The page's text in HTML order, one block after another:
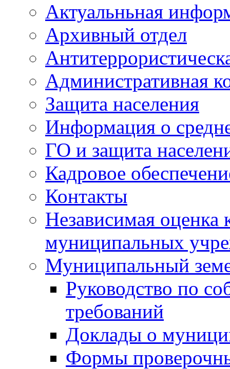
Актуальньная
Архивный отдел
Административная
Защита населения
Информация о
ГО и защита
Кадровое
Контакты
Независимая оценка
муниципальных
Муниципальный
Руководство по
требований
Доклады о
Формы